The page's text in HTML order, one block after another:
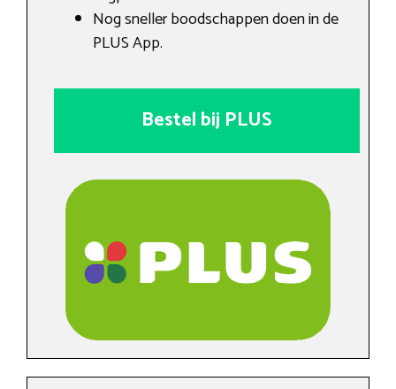
Nog sneller boodschappen doen in de
PLUS App.
Bestel bij PLUS